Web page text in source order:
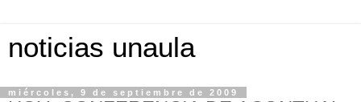
noticias unaula
miércoles, 9 de septiembre de 2009